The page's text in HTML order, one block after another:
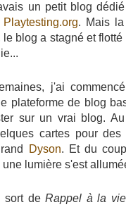
un petit blog
Playtesting.org. Mais la
blog a stagné et flotté
j'ai
plateforme de blog
sur un vrai blog. Au
cartes pour
Dyson. Et du
lumière s'est
sort deRappel à la vie